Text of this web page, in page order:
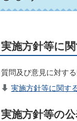
実施方針等に
質問及び意見に対す
実施方針等に関す
実施方針等の